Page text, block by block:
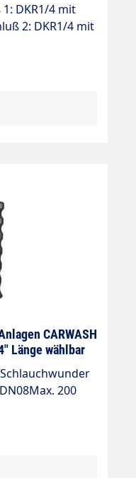
DKR1/4 mit
2: DKR1/4 mit
8Typ: 2SC (2
400 bar / 150
CARWASH
Länge wählbar
Schlauchwunder
200
DKR 1/4"
4"
in